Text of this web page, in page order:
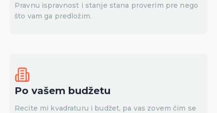
Pravnu ispravnost i stanje stana proverim pre nego
što vam ga predložim.
Po vašem budžetu
Recite mi kvadraturu i budžet, pa vas zovem čim se